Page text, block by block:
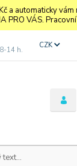
a automaticky
PRO VÁS.
CZK
14 h.